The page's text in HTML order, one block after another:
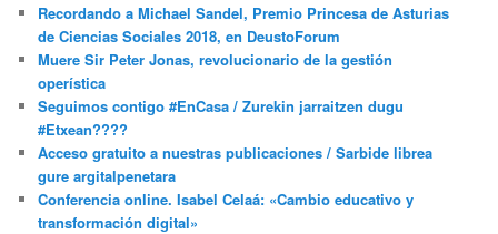
Recordando a Michael Sandel, Premio Princesa de Asturias
de Ciencias Sociales 2018, en DeustoForum
Muere Sir Peter Jonas, revolucionario de la gestión
operística
Seguimos contigo #EnCasa / Zurekin jarraitzen dugu
#Etxean????
Acceso gratuito a nuestras publicaciones / Sarbide librea
gure argitalpenetara
Conferencia online. Isabel Celaá: «Cambio educativo y
transformación digital»